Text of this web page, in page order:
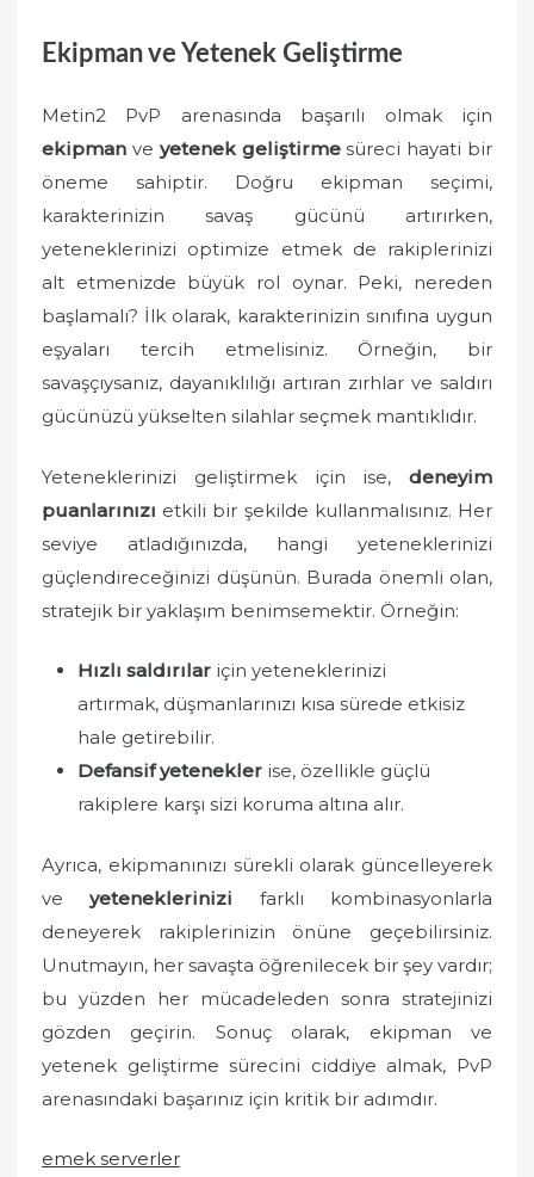
Ekipman ve Yetenek Geliştirme
Metin2 PvP arenasında başarılı olmak için
ekipman ve yetenek geliştirmesüreci hayati bir
öneme sahiptir. Doğru ekipman seçimi,
karakterinizin savaş gücünü artırırken,
yeteneklerinizi optimize etmek de rakiplerinizi
alt etmenizde büyük rol oynar. Peki, nereden
başlamalı? İlk olarak, karakterinizin sınıfına uygun
eşyaları tercih etmelisiniz. Örneğin, bir
savaşçıysanız, dayanıklılığı artıran zırhlar ve saldırı
gücünüzü yükselten silahlar seçmek mantıklıdır.
Yeteneklerinizi geliştirmek için ise, deneyim
puanlarınızı etkili bir şekilde kullanmalısınız. Her
seviye atladığınızda, hangi yeteneklerinizi
güçlendireceğinizi düşünün. Burada önemli olan,
stratejik bir yaklaşım benimsemektir. Örneğin:
Hızlı saldırılar için yeteneklerinizi
artırmak, düşmanlarınızı kısa sürede etkisiz
hale getirebilir.
Defansif yetenekler ise, özellikle güçlü
rakiplere karşı sizi koruma altına alır.
Ayrıca, ekipmanınızı sürekli olarak güncelleyerek
veyeteneklerinizi farklı kombinasyonlarla
deneyerek rakiplerinizin önüne geçebilirsiniz.
Unutmayın, her savaşta öğrenilecek bir şey vardır;
bu yüzden her mücadeleden sonra stratejinizi
gözden geçirin. Sonuç olarak, ekipman ve
yetenek geliştirme sürecini ciddiye almak, PvP
arenasındaki başarınız için kritik bir adımdır.
emek serverler